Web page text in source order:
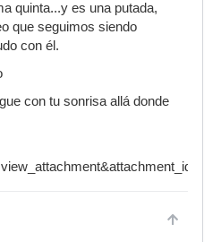
quinta...y es una putada,
que seguimos siendo
con él.
con tu sonrisa allá donde